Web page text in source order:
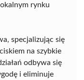
rynku
specjalizując się
na szybkie
odbywa się
i eliminuje